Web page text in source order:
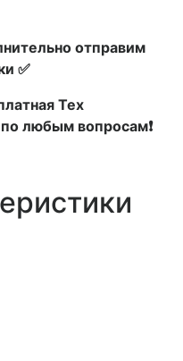
отправим
✅
Тех
любым вопросам❗